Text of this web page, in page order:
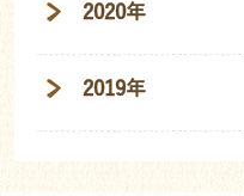
2020年
2019年